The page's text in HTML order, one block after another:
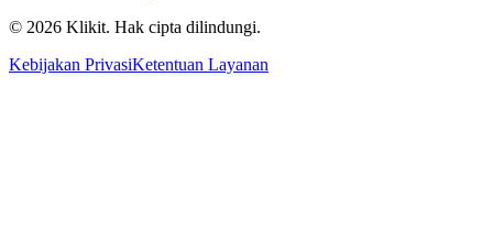
© 2026 Klikit. Hak cipta dilindungi.
Kebijakan PrivasiKetentuan Layanan